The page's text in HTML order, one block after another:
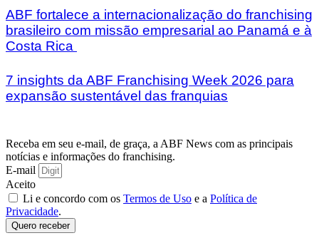
ABF fortalece a internacionalização do franchising
brasileiro com missão empresarial ao Panamá e à
Costa Rica
7 insights da ABF Franchising Week 2026 para
expansão sustentável das franquias
Receba em seu e-mail, de graça, a ABF News com as principais
notícias e informações do franchising.
E-mail
Aceito
Li e concordo com os Termos de Uso e a Política de
Privacidade.
Quero receber